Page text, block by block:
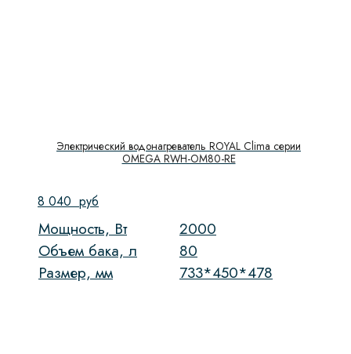
Электрический водонагреватель ROYAL Clima cерии
OMEGA RWH-OM80-RE
8 040 руб
Мощность, Вт
2000
Объем бака, л
80
Размер, мм
733*450*478